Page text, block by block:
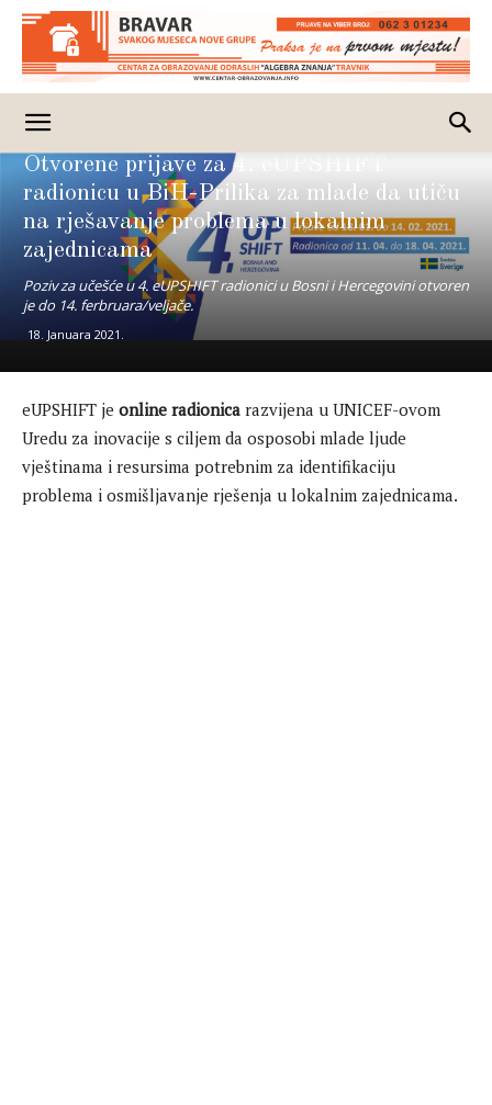
Posao
Otvorene prijave za 4. eUPSHIFT
radionicu u BiH-Prilika za mlade da utiču
na rješavanje problema u lokalnim
zajednicama
Poziv za učešće u 4. eUPSHIFT radionici u Bosni i Hercegovini otvoren
je do 14. ferbruara/veljače.
18. Januara 2021.
eUPSHIFT je online radionica razvijena u UNICEF-ovom
Uredu za inovacije s ciljem da osposobi mlade ljude
vještinama i resursima potrebnim za identifikaciju
problema i osmišljavanje rješenja u lokalnim zajednicama.